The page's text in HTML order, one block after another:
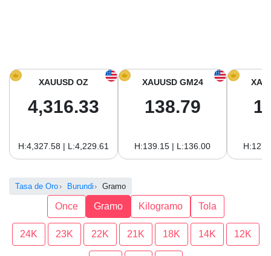
Precio del Oro hoy en América del sur
XAUUSD OZ
4,316.33
H:4,327.58 | L:4,229.61
XAUUSD GM24
138.79
H:139.15 | L:136.00
Tasa de Oro Burundi Gramo
Once Gramo Kilogramo Tola
24K 23K 22K 21K 18K 14K 12K